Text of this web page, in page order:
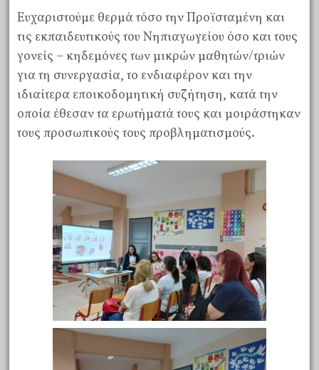
Ευχαριστούμε θερμά τόσο την Προϊσταμένη και
τις εκπαιδευτικούς του Νηπιαγωγείου όσο και τους
γονείς – κηδεμόνες των μικρών μαθητών/τριών
για τη συνεργασία, το ενδιαφέρον και την
ιδιαίτερα εποικοδομητική συζήτηση, κατά την
οποία έθεσαν τα ερωτήματά τους και μοιράστηκαν
τους προσωπικούς τους προβληματισμούς.